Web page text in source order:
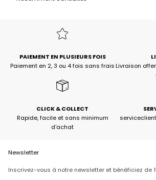
PAIEMENT EN PLUSIEURS FOIS
Paiement en 2, 3 ou 4 fois sans fraisLivraison
CLICK & COLLECT
Rapide, facile et sans minimum
d'achat
Newsletter
Inscrivez-vous à notre newsletter et bénéficiez de